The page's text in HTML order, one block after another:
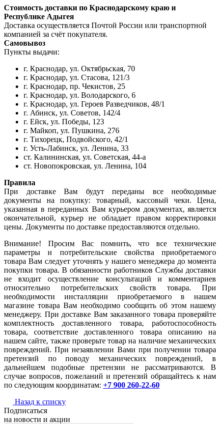
Стоимость доставки по Краснодарскому краю и
Республике Адыгея
Доставка осуществляется Почтой России или транспортной
компанией за счёт покупателя.
Самовывоз
Пункты выдачи:
г. Краснодар, ул. Октябрьская, 70
г. Краснодар, ул. Стасова, 121/3
г. Краснодар, пр. Чекистов, 25
г. Краснодар, ул. Володарского, 6
г. Краснодар, ул. Героев Разведчиков, 48/1
г. Абинск, ул. Советов, 142/4
г. Ейск, ул. Победы, 123
г. Майкоп, ул. Пушкина, 276
г. Тихорецк, Подвойского, 42/1
г. Усть-Лабинск, ул. Ленина, 33
ст. Калининская, ул. Советская, 44-а
ст. Новопокровская, ул. Ленина, 104
Правила
При доставке Вам будут переданы все необходимые
документы на покупку: товарный, кассовый чеки. Цена,
указанная в переданных Вам курьером документах, является
окончательной, курьер не обладает правом корректировки
цены. Документы по доставке предоставляются отдельно.
Внимание! Просим Вас помнить, что все технические
параметры и потребительские свойства приобретаемого
товара Вам следует уточнять у нашего менеджера до момента
покупки товара. В обязанности работников Службы доставки
не входит осуществление консультаций и комментариев
относительно потребительских свойств товара. При
необходимости инсталляции приобретаемого в нашем
магазине товара Вам необходимо сообщить об этом нашему
менеджеру. При доставке Вам заказанного товара проверяйте
комплектность доставленного товара, работоспособность
товара, соответствие доставленного товара описанию на
нашем сайте, также проверьте товар на наличие механических
повреждений. При незаявлении Вами при получении товара
претензий по поводу механических повреждений, в
дальнейшем подобные претензии не рассматриваются. В
случае вопросов, пожеланий и претензий обращайтесь к нам
по следующим координатам: +7 900 260-22-60
Назад к списку
Подписаться
на новости и акции